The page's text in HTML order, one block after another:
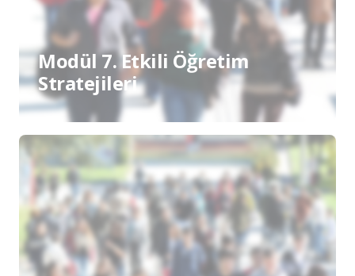
Modül 7. Etkili Öğretim
Stratejileri